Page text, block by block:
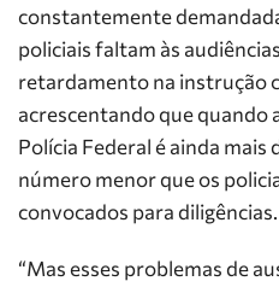
constantemente
policiais faltam às
retardamento na instrução
acrescentando que quando
Polícia Federal é ainda mais
número menor que os
convocados para diligências.
“Mas esses problemas de